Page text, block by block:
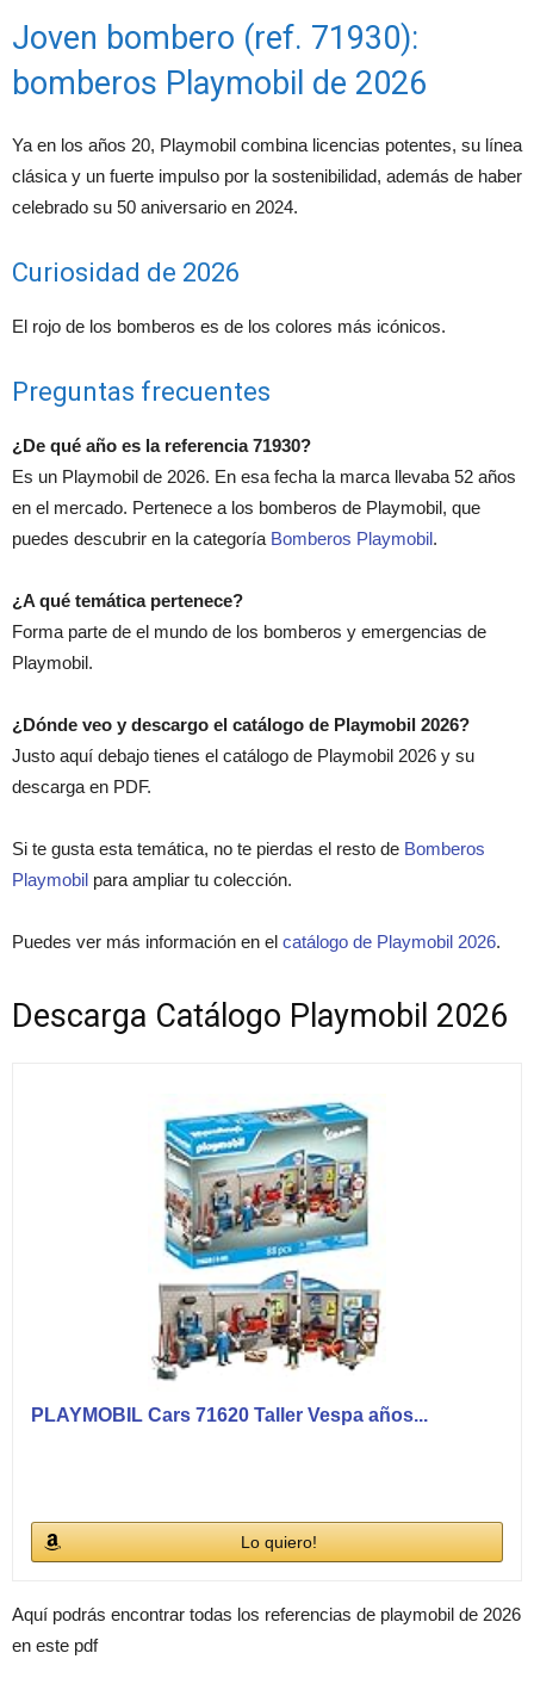
Joven bombero (ref. 71930):
bomberos Playmobil de 2026
Ya en los años 20, Playmobil combina licencias potentes, su línea
clásica y un fuerte impulso por la sostenibilidad, además de haber
celebrado su 50 aniversario en 2024.
Curiosidad de 2026
El rojo de los bomberos es de los colores más icónicos.
Preguntas frecuentes
¿De qué año es la referencia 71930?
Es un Playmobil de 2026. En esa fecha la marca llevaba 52 años
en el mercado. Pertenece a los bomberos de Playmobil, que
puedes descubrir en la categoría Bomberos Playmobil.
¿A qué temática pertenece?
Forma parte de el mundo de los bomberos y emergencias de
Playmobil.
¿Dónde veo y descargo el catálogo de Playmobil 2026?
Justo aquí debajo tienes el catálogo de Playmobil 2026 y su
descarga en PDF.
Si te gusta esta temática, no te pierdas el resto de Bomberos
Playmobil para ampliar tu colección.
Puedes ver más información en el catálogo de Playmobil 2026.
Descarga Catálogo Playmobil 2026
PLAYMOBIL Cars 71620 Taller Vespa años...
Lo quiero!
Aquí podrás encontrar todas los referencias de playmobil de 2026
en este pdf